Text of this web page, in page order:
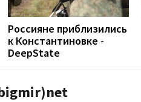
Россияне приблизились
к Константиновке -
DeepState